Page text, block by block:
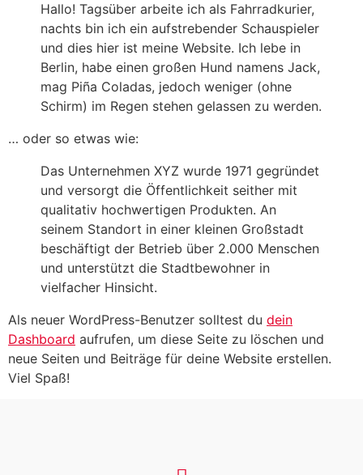
Hallo! Tagsüber arbeite ich als Fahrradkurier,
nachts bin ich ein aufstrebender Schauspieler
und dies hier ist meine Website. Ich lebe in
Berlin, habe einen großen Hund namens Jack,
mag Piña Coladas, jedoch weniger (ohne
Schirm) im Regen stehen gelassen zu werden.
… oder so etwas wie:
Das Unternehmen XYZ wurde 1971 gegründet
und versorgt die Öffentlichkeit seither mit
qualitativ hochwertigen Produkten. An
seinem Standort in einer kleinen Großstadt
beschäftigt der Betrieb über 2.000 Menschen
und unterstützt die Stadtbewohner in
vielfacher Hinsicht.
Als neuer WordPress-Benutzer solltest du dein
Dashboard aufrufen, um diese Seite zu löschen und
neue Seiten und Beiträge für deine Website erstellen.
Viel Spaß!